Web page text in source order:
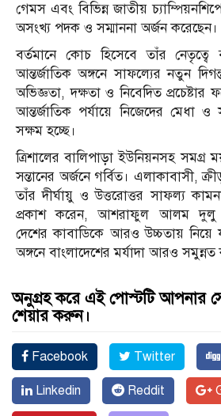
গেমস এবং বিভিন্ন জাতীয়
অসংখ্য পদক ও সম্মাননা অর্জন করেছেন।
বর্তমানে কোচ হিসেবে তাঁর নেতৃত্বে
আন্তর্জাতিক অঙ্গনে সাফল্যের নতুন
অভিজ্ঞতা, দক্ষতা ও নিবেদিত
আন্তর্জাতিক পর্যায়ে নিজেদের মেধা ও
সক্ষম হচ্ছে।
ত্রিশালের বালিপাড়া ইউনিয়নসহ সমগ্র
সন্তানের অর্জনে গর্বিত। এলাকাবাসী,
তাঁর দীর্ঘায়ু ও উত্তরোত্তর সাফল্য
প্রকাশ করেন, আশরাফুল আলম দুলু
দেশের কাবাডিকে আরও উচ্চতায় নিয়ে
অঙ্গনে বাংলাদেশের মর্যাদা আরও
অনুগ্রহ করে এই পোস্টটি আপনার
শেয়ার করুন।
Facebook Twitter
Linkedin Reddit